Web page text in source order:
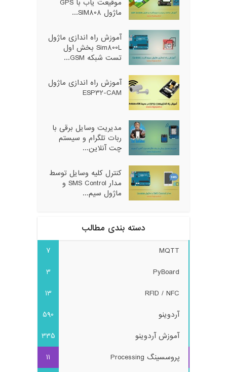
موقیعت یاب با GPS
ماژول SIM808...
آموزش راه اندازی ماژول
Sim800L بخش اول
تست شبکه GSM...
آموزش راه اندازی ماژول
ESP32-CAM
مدیریت وسایل برقی با
ربات تلگرام و سیستم
چت آنلاین...
کنترل کلیه وسایل توسط
مدار SMS Control و
ماژول سیم...
دسته بندی مطالب
MQTT
7
PyBoard
3
RFID / NFC
13
آردوینو
590
آموزش آردوینو
335
پروسسینگ Processing
11